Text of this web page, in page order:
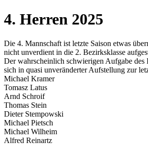
4. Herren 2025
Die 4. Mannschaft ist letzte Saison etwas
nicht unverdient in die 2. Bezirksklasse
Der wahrscheinlich schwierigen Aufgabe des
sich in quasi unveränderter Aufstellung zur
Michael Kramer
Tomasz Latus
Arnd Schroif
Thomas Stein
Dieter Stempowski
Michael Pietsch
Michael Wilheim
Alfred Reinartz